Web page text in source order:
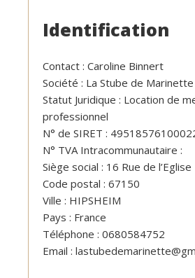
Identification
Contact : Caroline Binnert
Société : La Stube de Marinette
Statut Juridique : Location de
professionnel
N° de SIRET :
N° TVA Intracommunautaire :
Siège social : 16 Rue de l’Eglise
Code postal : 67150
Ville : HIPSHEIM
Pays : France
Téléphone : 0680584752
Email :